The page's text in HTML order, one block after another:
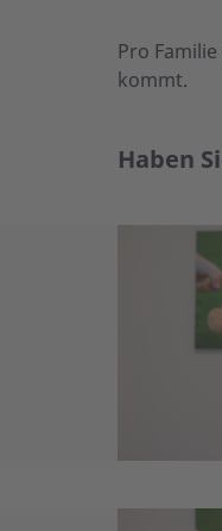
Pro
kommt.
Haben